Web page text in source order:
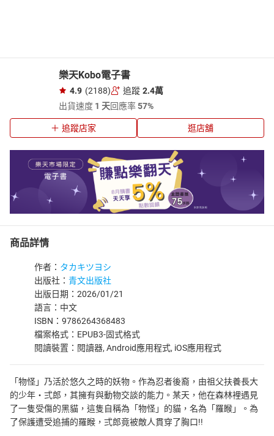
樂天Kobo電子書
4.9 (2188) 追蹤 2.4萬
出貨速度 1 天回應率57%
追蹤店家 逛店舖
商品詳情
作者： タカキツヨシ
出版社： 青文出版社
出版日期：2026/01/21
語言：中文
ISBN：9786264368483
檔案格式：EPUB3-固式格式
閱讀裝置：閱讀器, Android應用程式, iOS應用程式
「物怪」乃活於悠久之時的妖物。作為忍者後裔，由祖父扶養長大
的少年・弍郎，其擁有與動物交談的能力。某天，他在森林裡遇見
了一隻受傷的黑貓，這隻自稱為「物怪」的貓，名為「羅睺」。為
了保護遭受追捕的羅睺，弍郎竟被敵人貫穿了胸口!!